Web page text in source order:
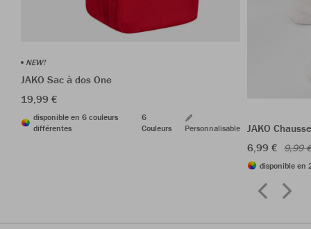
NEW!
JAKO Sac à dos One
19,99 €
disponible en 6 couleurs
différentes
6
Couleurs
Personnalisable
JAKO
6,99 € 9,99
disponible en